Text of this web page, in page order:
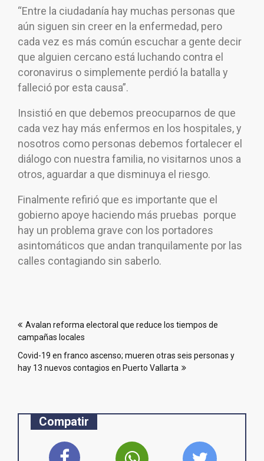
“Entre la ciudadanía hay muchas personas que
aún siguen sin creer en la enfermedad, pero
cada vez es más común escuchar a gente decir
que alguien cercano está luchando contra el
coronavirus o simplemente perdió la batalla y
falleció por esta causa”.
Insistió en que debemos preocuparnos de que
cada vez hay más enfermos en los hospitales, y
nosotros como personas debemos fortalecer el
diálogo con nuestra familia, no visitarnos unos a
otros, aguardar a que disminuya el riesgo.
Finalmente refirió que es importante que el
gobierno apoye haciendo más pruebas porque
hay un problema grave con los portadores
asintomáticos que andan tranquilamente por las
calles contagiando sin saberlo.
de
entradas
Avalan reforma electoral que reduce los tiempos de
campañas locales
Covid-19 en franco ascenso; mueren otras seis personas y
hay 13 nuevos contagios en Puerto Vallarta
Compatir